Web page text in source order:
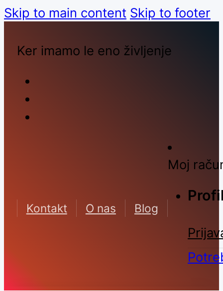
Skip to main content Skip to footer
Ker imamo le eno življenje
Kontakt O nas Blog
Moj